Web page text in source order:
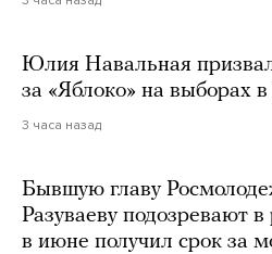
Юлия Навальная
за «Яблоко» на выборах
3 часа назад
Бывшую главу
Разуваеву подозревают в
в июне получил срок за